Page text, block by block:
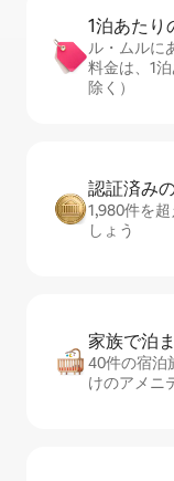
1泊あたり
ル・ムルに
料金は、1
除く）
認証済み
1,980件を
しょう
家族で泊
40件の宿泊
けのアメニ